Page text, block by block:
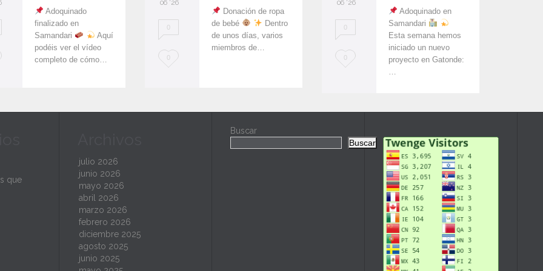
Adoquinado
finalizado en
Samandari
Aquí
podéis ver el vídeo
completo de cómo…
06 '26
0
L
0
Donación de ropa
de bebé
Dentro
de unos días, varios
miembros de…
06 '26
0
L
0
Adoquinado en
Samandari
Esta semana hemos
iniciado un nuevo
proyecto en Gatonde:
que
julio 2026
junio 2026
mayo 2026
abril 2026
marzo 2026
febrero 2026
diciembre 2025
agosto 2025
junio 2025
Buscar
Buscar